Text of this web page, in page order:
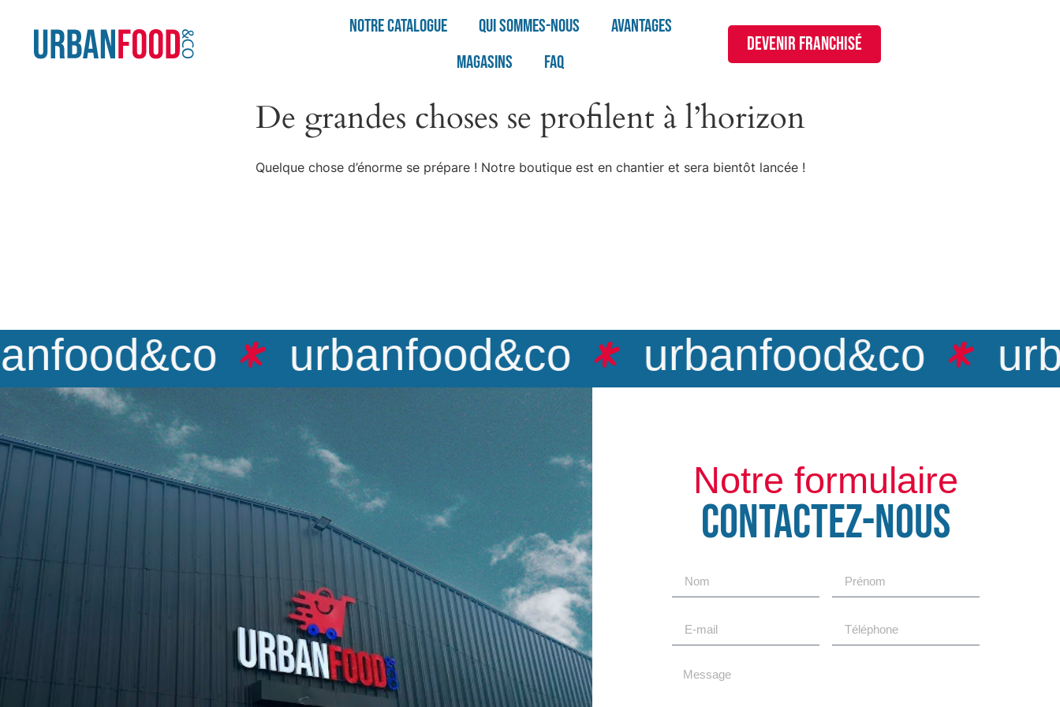
Notre catalogue Qui sommes-nous
Avantages
Magasins
FAQ
devenir franchisé
De grandes choses se profilent à l’horizon
Quelque chose d’énorme se prépare ! Notre boutique est en chantier et sera bientôt lancée !
urbanfood&co urbanfood&co
Notre formulaire
CONTACTEZ-NOUS